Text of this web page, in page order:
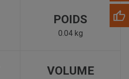
POIDS
0.04 kg
VOLUME